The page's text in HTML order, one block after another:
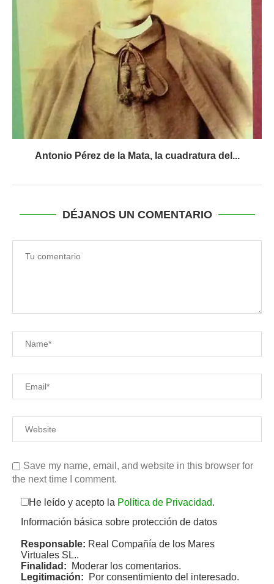
Antonio Pérez de la Mata, la cuadratura del...
DÉJANOS UN COMENTARIO
Save my name, email, and website in this browser for
the next time I comment.
He leído y acepto la Política de Privacidad.
Información básica sobre protección de datos
Responsable: Real Compañía de los Mares
Virtuales SL..
Finalidad: Moderar los comentarios.
Legitimación: Por consentimiento del interesado.